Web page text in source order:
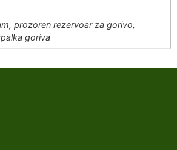
prozoren rezervoar za gorivo,
goriva